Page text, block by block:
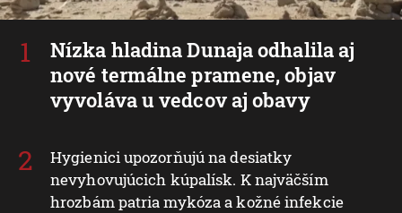
Nízka hladina Dunaja odhalila aj
nové termálne pramene, objav
vyvoláva u vedcov aj obavy
Hygienici upozorňujú na desiatky
nevyhovujúcich kúpalísk. K najväčším
hrozbám patria mykóza a kožné infekcie